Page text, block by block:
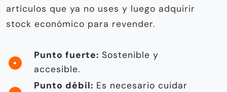
artículos que ya no uses y luego adquirir
stock económico para revender.
Punto fuerte: Sostenible y
accesible.
Punto débil: Es necesario cuidar